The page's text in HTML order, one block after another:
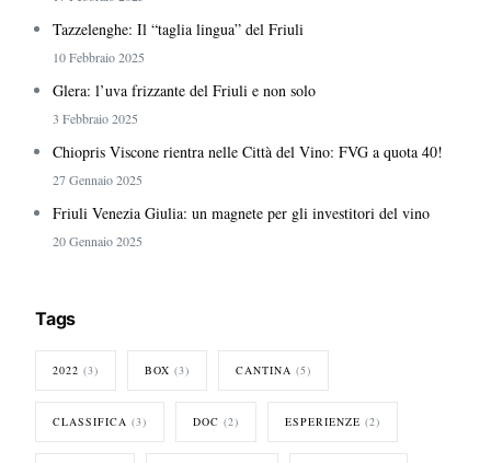
Tazzelenghe: Il “taglia lingua” del Friuli
10 Febbraio 2025
Glera: l’uva frizzante del Friuli e non solo
3 Febbraio 2025
Chiopris Viscone rientra nelle Città del Vino: FVG a quota 40!
27 Gennaio 2025
Friuli Venezia Giulia: un magnete per gli investitori del vino
20 Gennaio 2025
Tags
2022 (3) BOX (3) CANTINA (5)
CLASSIFICA (3) DOC (2) ESPERIENZE (2)